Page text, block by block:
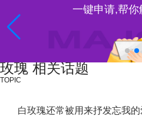
一键申请,帮你
玫瑰 相关话题
TOPIC
白玫瑰还常被用来抒发忘我